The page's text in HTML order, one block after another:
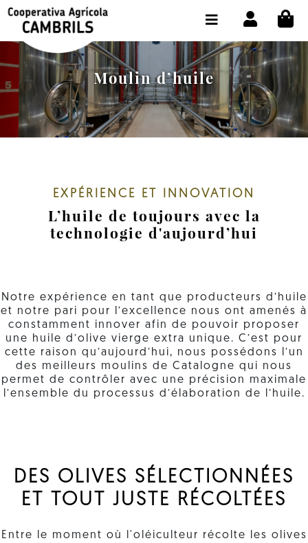
Moulin d’huile
EXPÉRIENCE ET INNOVATION
L’huile de toujours avec la
technologie d'aujourd’hui
Notre expérience en tant que producteurs d’huile
et notre pari pour l’excellence nous ont amenés à
constamment innover afin de pouvoir proposer
une huile d’olive vierge extra unique. C’est pour
cette raison qu’aujourd’hui, nous possédons l’un
des meilleurs moulins de Catalogne qui nous
permet de contrôler avec une précision maximale
l’ensemble du processus d’élaboration de l’huile.
DES OLIVES SÉLECTIONNÉES
ET TOUT JUSTE RÉCOLTÉES
Entre le moment où l'oléiculteur récolte les olives
BOUTIQUE ACHETER EN LIGNE
LA COOPÉRATIVE
OLEOTOUR
PRODUITS
CONTACT